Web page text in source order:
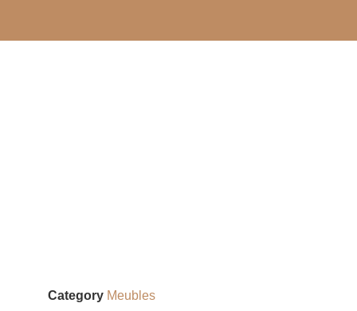
Category Meubles